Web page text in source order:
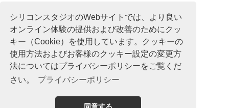
シリコンスタジオのWebサイトでは、より良い
オンライン体験の提供および改善のためにクッ
キー（Cookie）を使用しています。クッキーの
使用方法およびお客様のクッキー設定の変更方
法についてはプライバシーポリシーをご覧くだ
さい。
プライバシーポリシー